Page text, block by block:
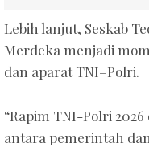
Lebih lanjut, Seskab
Merdeka menjadi
dan aparat TNI–Polri.
“Rapim TNI-Polri
antara pemerintah